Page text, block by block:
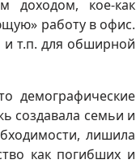
доходом, кое-как
работу в офис.
и т.п. для обширной
демографические
создавала семьи и
лишила
как погибших и